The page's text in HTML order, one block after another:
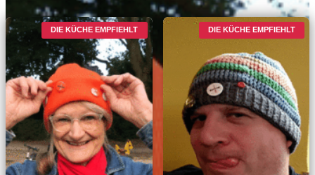
DIE KÜCHE EMPFIEHLT DIE KÜCHE EMPFIEHLT